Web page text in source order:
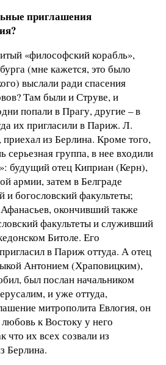
приглашения
«философский корабль»,
(мне кажется, это было
выслали ради спасения
Там были и Струве, и
попали в Прагу, другие – в
их пригласили в Париж. Л.
из Берлина. Кроме того,
серьезная группа, в нее входили
будущий отец Киприан (Керн),
армии, затем в Белграде
богословский факультеты;
окончивший также
факультеты и служивший
Битоле. Его
в Париж оттуда. А отец
Антонием (Храповицким),
был послан начальником
и уже оттуда,
митрополита Евлогия, он
к Востоку у него
что их всех созвали из
Берлина.